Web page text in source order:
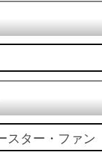
スター・ファン